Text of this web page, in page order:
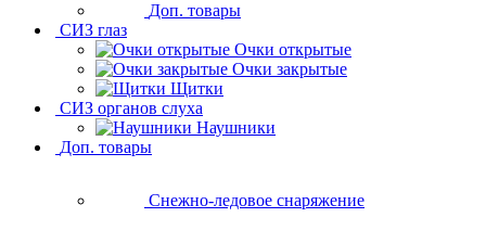
Доп. товары
СИЗ глаз
Очки открытые
Очки закрытые
Щитки
СИЗ органов слуха
Наушники
Доп. товары
Снежно-ледовое снаряжение